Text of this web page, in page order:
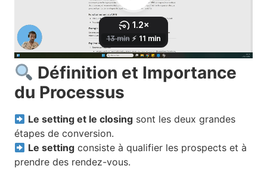
Définition et Importance
du Processus
Le setting et le closing sont les deux grandes
étapes de conversion.
Le setting consiste à qualifier les prospects et à
prendre des rendez-vous.